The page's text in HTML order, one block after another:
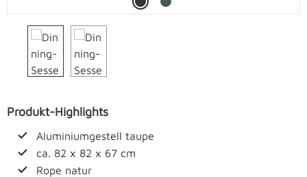
Produkt-Highlights
Aluminiumgestell taupe
ca. 82 x 82 x 67 cm
Rope natur